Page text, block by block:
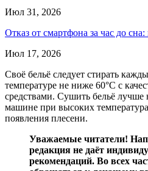
Июл 31, 2026
Отказ от смартфона за час до
Июл 17, 2026
Своё бельё следует стирать
температуре не ниже 60°C с
средствами. Сушить бельё
машине при высоких
появления плесени.
Уважаемые читатели!
редакция не даёт
рекомендаций. Во всех